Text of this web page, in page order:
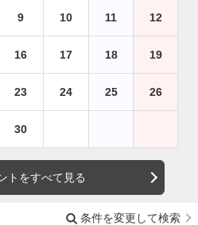
9 10 11 12
16 17 18 19
23 24 25 26
30
トをすべて見る
条件を変更して検索